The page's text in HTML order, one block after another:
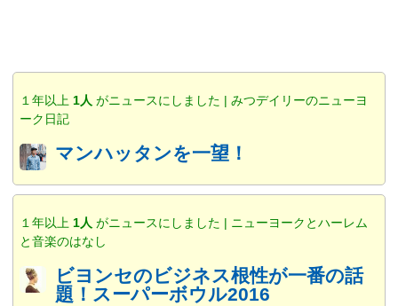
１年以上 1人 がニュースにしました | みつデイリーのニューヨ
ーク日記
マンハッタンを一望！
１年以上 1人 がニュースにしました | ニューヨークとハーレム
と音楽のはなし
ビヨンセのビジネス根性が一番の話
題！スーパーボウル2016